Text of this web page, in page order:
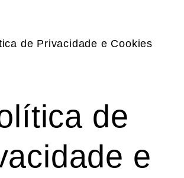
de Privacidade e Cookies
de
e